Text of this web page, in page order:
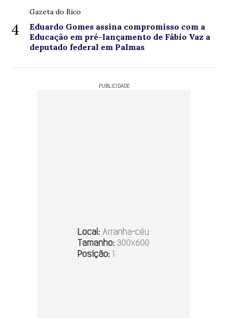
4
Gazeta do Bico
Eduardo Gomes assina compromisso com a
Educação em pré-lançamento de Fábio Vaz a
deputado federal em Palmas
PUBLICIDADE